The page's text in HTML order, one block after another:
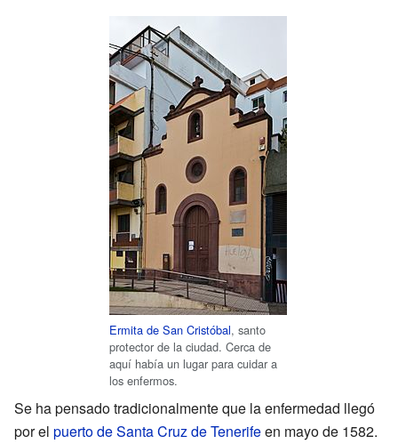
Ermita de San Cristóbal, santo
protector de la ciudad. Cerca de
aquí había un lugar para cuidar a
los enfermos.
Se ha pensado tradicionalmente que la enfermedad llegó
por el puerto de Santa Cruz de Tenerifeen mayo de 1582.